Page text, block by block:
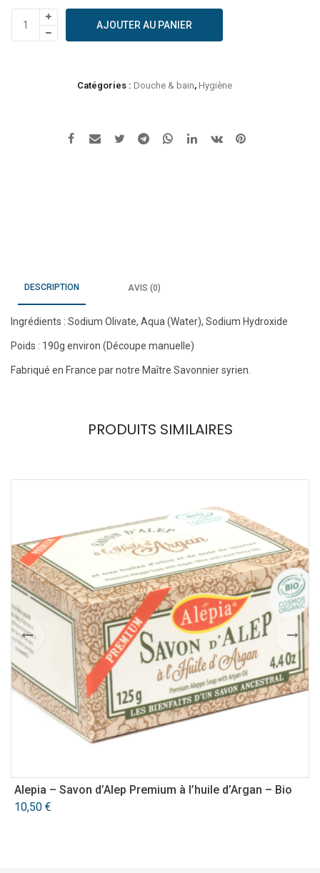
quantité
de
AJOUTER AU PANIER
Catégories : Douche & bain, Hygiène
DESCRIPTION AVIS (0)
Ingrédients : Sodium Olivate, Aqua (Water), Sodium Hydroxide
Poids : 190g environ (Découpe manuelle)
Fabriqué en France par notre Maître Savonnier syrien.
PRODUITS SIMILAIRES
Alepia – Savon d’Alep Premium à l’huile d’Argan – Bio
10,50 €